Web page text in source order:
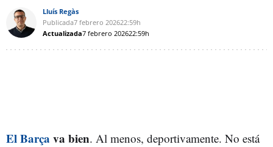
Lluís Regàs
Publicada7 febrero 202622:59h
Actualizada7 febrero 202622:59h
El Barça va bien. Al menos, deportivamente. No está